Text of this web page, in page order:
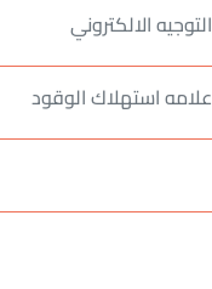
التوجيه الالكتروني
علامه استهلاك الوقود